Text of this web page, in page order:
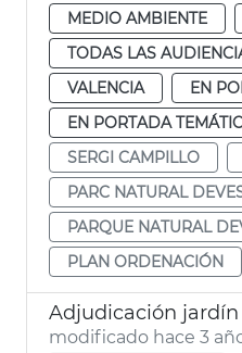
MEDIO AMBIENTE
TODAS LAS
VALENCIA
EN
EN PORTADA
SERGI CAMPILLO
PARC NATURAL
PARQUE NATURAL
PLAN ORDENACIÓN
Adjudicación jardín
modificado hace 3